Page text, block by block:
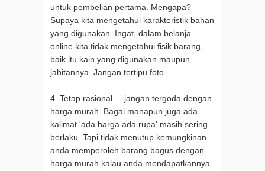
untuk pembelian pertama. Mengapa?
Supaya kita mengetahui karakteristik bahan
yang digunakan. Ingat, dalam belanja
online kita tidak mengetahui fisik barang,
baik itu kain yang digunakan maupun
jahitannya. Jangan tertipu foto.
4. Tetap rasional ... jangan tergoda dengan
harga murah. Bagai manapun juga ada
kalimat 'ada harga ada rupa' masih sering
berlaku. Tapi tidak menutup kemungkinan
anda memperoleh barang bagus dengan
harga murah kalau anda mendapatkannya